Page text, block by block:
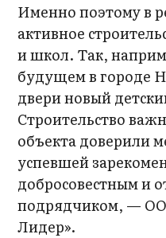
Именно поэтому в
активное
и школ. Так,
будущем в городе
двери новый
Строительство
объекта доверили
успевшей
добросовестным и
подрядчиком, —
Лидер».